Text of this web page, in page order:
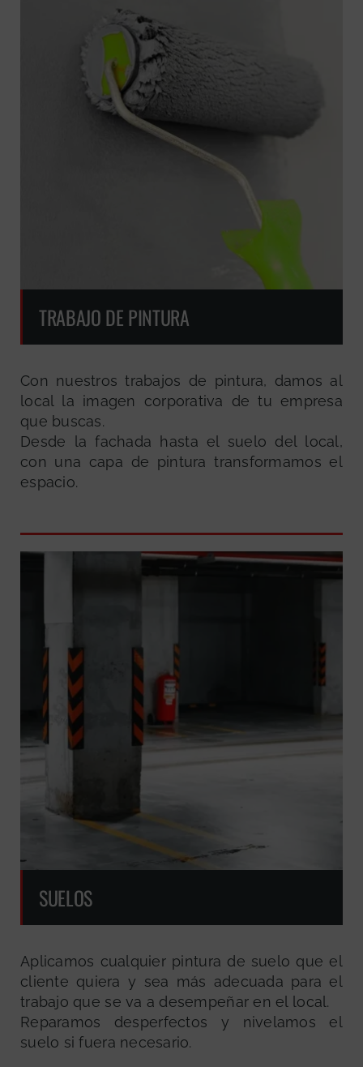
TRABAJO DE PINTURA
Con nuestros trabajos de pintura, damos al
local la imagen corporativa de tu empresa
que buscas.
Desde la fachada hasta el suelo del local,
con una capa de pintura transformamos el
espacio.
SUELOS
Aplicamos cualquier pintura de suelo que el
cliente quiera y sea más adecuada para el
trabajo que se va a desempeñar en el local.
Reparamos desperfectos y nivelamos el
suelo si fuera necesario.